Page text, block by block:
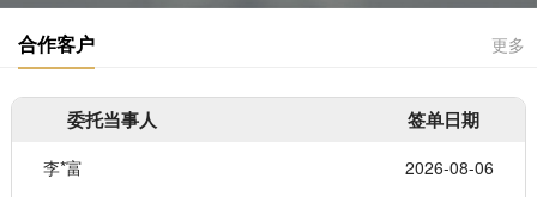
更多
合作客户
委托当事人 签单日期
李*富 2026-08-06